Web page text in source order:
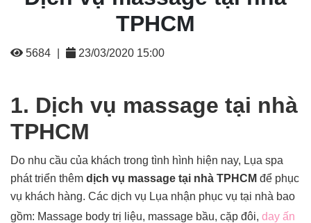
TPHCM
5684 23/03/2020 15:00
1. Dịch vụ massage tại nhà
TPHCM
Do nhu cầu của khách trong tình hình hiện nay, Lụa spa
phát triển thêm dịch vụ massage tại nhà TPHCM để phục
vụ khách hàng. Các dịch vụ Lụa nhận phục vụ tại nhà bao
gồm: Massage body trị liệu, massage bầu, cặp đôi, day ấn